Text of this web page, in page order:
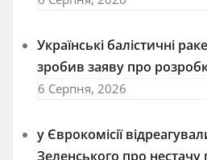
Українські балістичні
зробив заяву про
6 Серпня, 2026
у Єврокомісії
Зеленського про